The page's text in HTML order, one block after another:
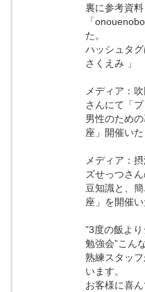
裏に参考資
「
た。
ハッシュタ
さくえみ 」
メディア：
さんにて「
男性のため
座」開催いた
メディア：
ズせっつさ
豆知識と、
座」を開催い
”3度の飯よ
勉強会”こん
熟練スタッ
います。
お客様に喜